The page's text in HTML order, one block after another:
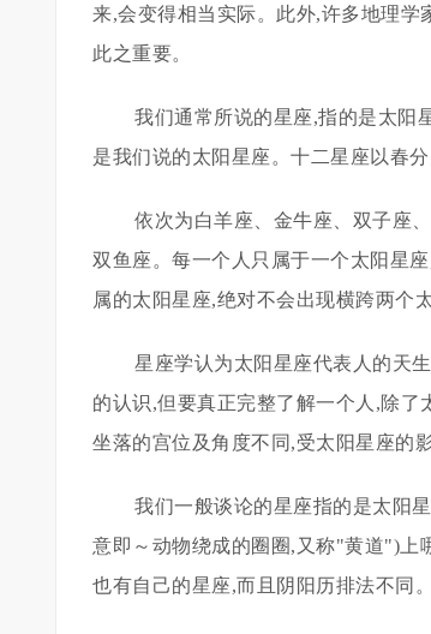
来,会变得相当实际。此外,许多地理学
此之重要。
我们通常所说的星座,指的是太阳
是我们说的太阳星座。十二星座以春
依次为白羊座、金牛座、双子座
双鱼座。每一个人只属于一个太阳星
属的太阳星座,绝对不会出现横跨两个
星座学认为太阳星座代表人的天
的认识,但要真正完整了解一个人,除
坐落的宫位及角度不同,受太阳星座的
我们一般谈论的星座指的是太阳
意即～动物绕成的圈圈,又称"黄道")上
也有自己的星座,而且阴阳历排法不同。